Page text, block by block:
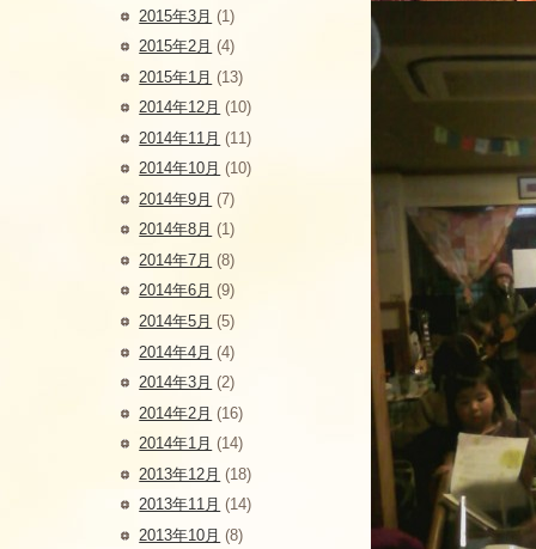
2015年3月 (1)
2015年2月 (4)
2015年1月 (13)
2014年12月 (10)
2014年11月 (11)
2014年10月 (10)
2014年9月 (7)
2014年8月 (1)
2014年7月 (8)
2014年6月 (9)
2014年5月 (5)
2014年4月 (4)
2014年3月 (2)
2014年2月 (16)
2014年1月 (14)
2013年12月 (18)
2013年11月 (14)
2013年10月 (8)